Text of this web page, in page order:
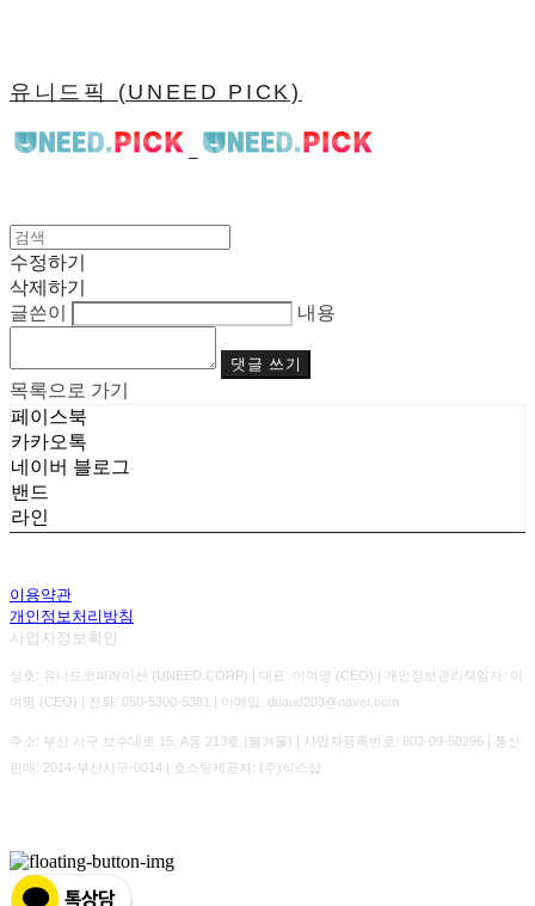
유니드픽 (UNEED PICK)
수정하기
삭제하기
글쓴이
내용
댓글 쓰기
목록으로 가기
페이스북
카카오톡
네이버 블로그
밴드
라인
이용약관
개인정보처리방침
사업자정보확인
상호: 유니드코퍼레이션 (UNEED.CORP) | 대표: 이여명 (CEO) | 개인정보관리책임자: 이
여명 (CEO) | 전화: 050-5300-5381 | 이메일: duaud203@naver.com
주소: 부산 서구 보수대로 15, A동 213호 (봄겨울) | 사업자등록번호: 603-09-50296 | 통신
판매: 2014-부산서구-0014 | 호스팅제공자: (주)식스샵